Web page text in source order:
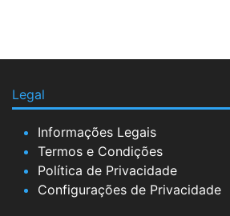
Legal
Informações Legais
Termos e Condições
Política de Privacidade
Configurações de Privacidade